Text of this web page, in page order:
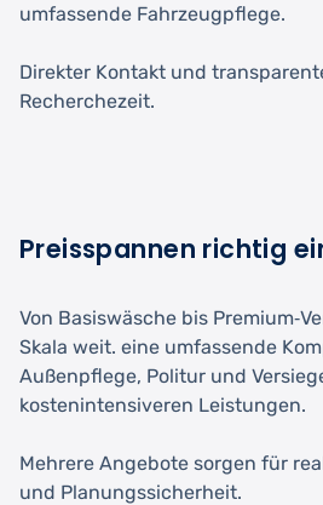
umfassende Fahrzeugpflege.
Direkter Kontakt und
Recherchezeit.
Preisspannen richtig
Von Basiswäsche bis
Skala weit. eine umfassende
Außenpflege, Politur und
kostenintensiveren Leistungen.
Mehrere Angebote sorgen für
und Planungssicherheit.